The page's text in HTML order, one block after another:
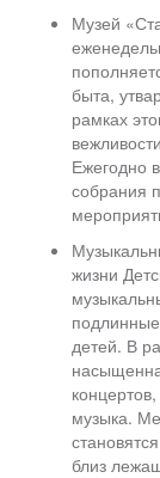
Музей
быта,
рамках
Ежегодно
собрания
жизни
детей. В
музыка.
близ